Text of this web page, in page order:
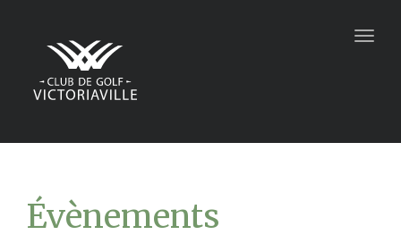
Évènements